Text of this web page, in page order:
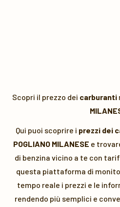
Scopri il prezzo dei carburanti
Qui puoi scoprire i prezzi dei
POGLIANO MILANESE e
di benzina vicino a te con
questa piattaforma di
tempo reale i prezzi e le
rendendo più semplici e